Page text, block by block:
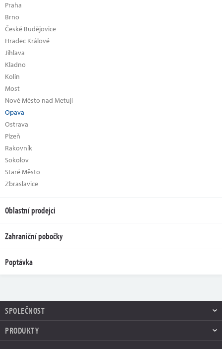
Praha
Brno
České Budějovice
Hradec Králové
Jihlava
Kladno
Kolín
Most
Nové Město nad Metují
Opava
Ostrava
Plzeň
Rakovník
Sokolov
Staré Město
Zbraslavice
Oblastní prodejci
Zahraniční pobočky
Poptávka
SPOLEČNOST
PRODUKTY